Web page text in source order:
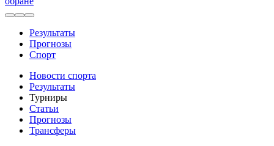
Результаты
Прогнозы
Спорт
Новости спорта
Результаты
Турниры
Статьи
Прогнозы
Трансферы